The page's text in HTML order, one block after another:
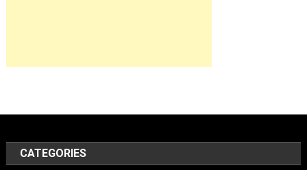
CATEGORIES